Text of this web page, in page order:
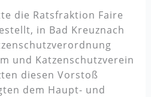
die Ratsfraktion Faire
in Bad Kreuznach
und Katzenschutzverein
diesen Vorstoß
dem Haupt- und